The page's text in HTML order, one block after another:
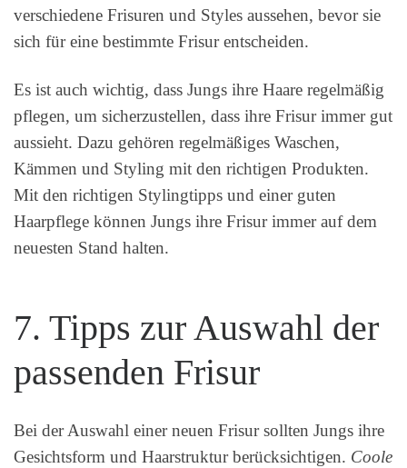
verschiedene Frisuren und Styles aussehen, bevor sie
sich für eine bestimmte Frisur entscheiden.
Es ist auch wichtig, dass Jungs ihre Haare regelmäßig
pflegen, um sicherzustellen, dass ihre Frisur immer gut
aussieht. Dazu gehören regelmäßiges Waschen,
Kämmen und Styling mit den richtigen Produkten.
Mit den richtigen Stylingtipps und einer guten
Haarpflege können Jungs ihre Frisur immer auf dem
neuesten Stand halten.
7. Tipps zur Auswahl der
passenden Frisur
Bei der Auswahl einer neuen Frisur sollten Jungs ihre
Gesichtsform und Haarstruktur berücksichtigen. Coole